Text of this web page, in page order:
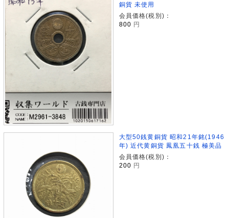
銅貨 未使用
会員価格(税別)：
800 円
大型50銭黄銅貨 昭和21年銘(1946
年) 近代黄銅貨 鳳凰五十銭 極美品
会員価格(税別)：
200 円